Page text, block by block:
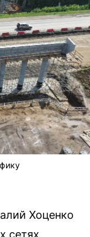
Хоценко
сетях